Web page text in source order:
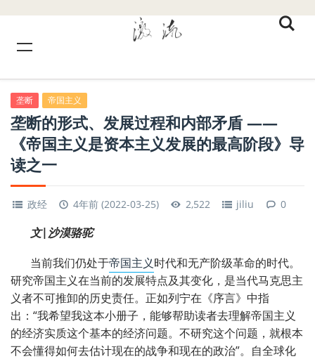
垄断 帝国主义
垄断的形式、发展过程和内部矛盾 ——
《帝国主义是资本主义发展的最高阶段》导
读之一
政经 4年前 (2022-03-25) 2,522 jiliu 0
文|沙漠骆驼
当前我们仍处于帝国主义时代和无产阶级革命的时代。
研究帝国主义在当前的发展特点及其变化，是当代马克思主
义者不可推卸的历史责任。正如列宁在《序言》中指
出：“我希望我这本小册子，能够帮助读者去理解帝国主义
的经济实质这个基本的经济问题。不研究这个问题，就根本
不会懂得如何去估计现在的战争和现在的政治”。自全球化